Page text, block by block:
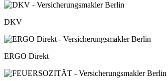
DKV
ERGO Direkt